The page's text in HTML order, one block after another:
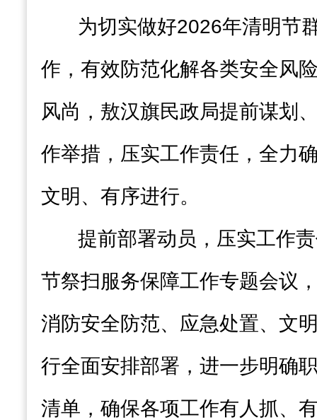
为切实做好2026年清明节
作，有效防范化解各类安全风
风尚，敖汉旗民政局提前谋划
作举措，压实工作责任，全力
文明、有序进行。
提前部署动员，压实工作
节祭扫服务保障工作专题会议
消防安全防范、应急处置、文
行全面安排部署，进一步明确
清单，确保各项工作有人抓、